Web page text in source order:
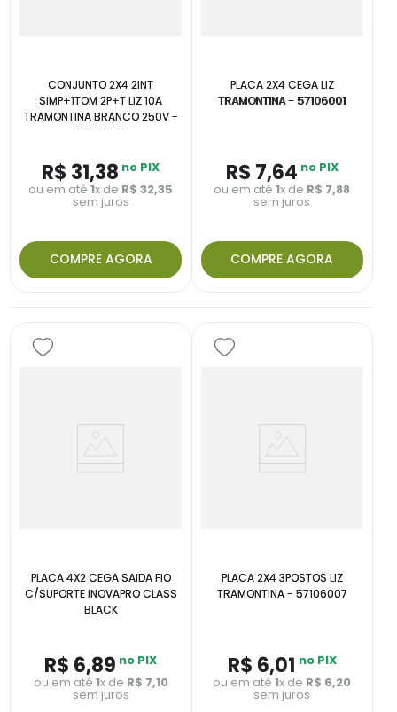
CONJUNTO 2X4 2INT
SIMP+1TOM 2P+T LIZ 10A
TRAMONTINA BRANCO 250V -
57170073
R$ 31,38 no PIX
ou em até1x de R$ 32,35
sem juros
COMPRE AGORA
PLACA 2X4 CEGA LIZ
TRAMONTINA - 57106001
R$ 7,64 no PIX
ou em até1x de R$ 7,88
sem juros
COMPRE AGORA
PLACA 4X2 CEGA SAIDA FIO
C/SUPORTE INOVAPRO CLASS
BLACK
R$ 6,89 no PIX
ou em até 1x de R$ 7,10
sem juros
PLACA 2X4 3POSTOS LIZ
TRAMONTINA - 57106007
R$ 6,01 no PIX
ou em até1x de R$ 6,20
sem juros